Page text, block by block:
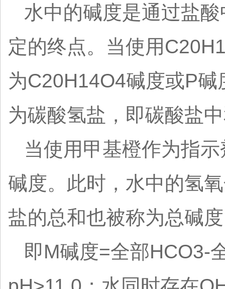
水中的碱度是通过盐
定的终点。当使用
为C20H14O4碱度或P
为碳酸氢盐，即碳酸盐
当使用甲基橙作为指
碱度。此时，水中的氢
盐的总和也被称为总碱
即M碱度=全部HCO3-